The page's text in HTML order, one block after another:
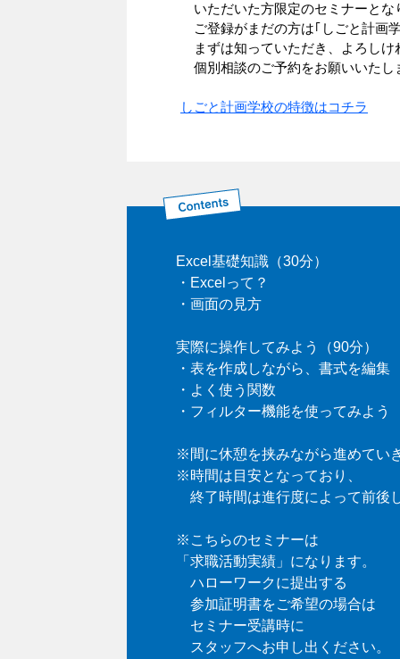
いただいた方限定のセミナーとな
ご登録がまだの方は｢しごと計画
まずは知っていただき、よろしけ
個別相談のご予約をお願いいたし
しごと計画学校の特徴はコチラ
Excel基礎知識（30分）
・Excelって？
・画面の見方
実際に操作してみよう（90分）
・表を作成しながら、書式を編集
・よく使う関数
・フィルター機能を使ってみよう
※間に休憩を挟みながら進めてい
※時間は目安となっており、
終了時間は進行度によって前後
※こちらのセミナーは
「求職活動実績」になります。
ハローワークに提出する
参加証明書をご希望の場合は
セミナー受講時に
スタッフへお申し出ください。